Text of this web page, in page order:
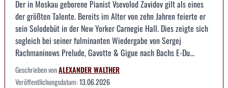
Der in Moskau geborene Pianist Vsevolod Zavidov gilt als eines
der größten Talente. Bereits im Alter von zehn Jahren feierte er
sein Solodebüt in der New Yorker Carnegie Hall. Dies zeigte sich
sogleich bei seiner fulminanten Wiedergabe von Sergej
Rachmaninows Prelude, Gavotte & Gigue nach Bachs E-Du...
Geschrieben vonALEXANDER WALTHER
Veröffentlichungsdatum:13.06.2026